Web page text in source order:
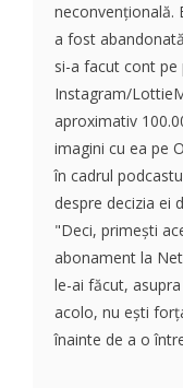
neconvențională.
a fost
si-a facut cont pe
Instagram/
aproximativ
imagini cu ea pe
în cadrul
despre decizia ei
"Deci, primești
abonament la
le-ai făcut,
acolo, nu ești
înainte de a o